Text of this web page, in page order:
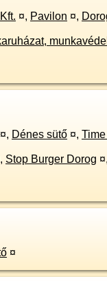
¤, Pavilon ¤,
¤, Dénes sütő ¤,
, Stop Burger Dorog ¤,
¤